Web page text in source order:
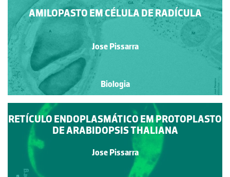
AMILOPASTO EM CÉLULA DE RADÍCULA
Jose Pissarra
Biologia
RETÍCULO ENDOPLASMÁTICO EM PROTOPLASTO
DE ARABIDOPSIS THALIANA
Jose Pissarra